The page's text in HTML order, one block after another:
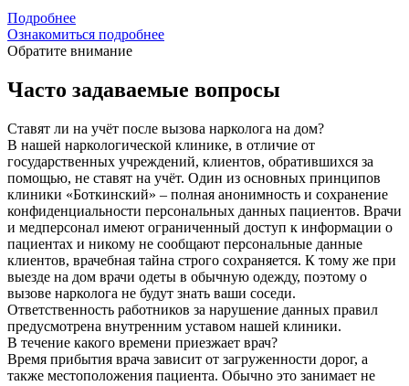
Подробнее
Ознакомиться подробнее
Обратите внимание
Часто задаваемые вопросы
Ставят ли на учёт после вызова нарколога на дом?
В нашей наркологической клинике, в отличие от
государственных учреждений, клиентов, обратившихся за
помощью, не ставят на учёт. Один из основных принципов
клиники «Боткинский» – полная анонимность и сохранение
конфиденциальности персональных данных пациентов. Врачи
и медперсонал имеют ограниченный доступ к информации о
пациентах и никому не сообщают персональные данные
клиентов, врачебная тайна строго сохраняется. К тому же при
выезде на дом врачи одеты в обычную одежду, поэтому о
вызове нарколога не будут знать ваши соседи.
Ответственность работников за нарушение данных правил
предусмотрена внутренним уставом нашей клиники.
В течение какого времени приезжает врач?
Время прибытия врача зависит от загруженности дорог, а
также местоположения пациента. Обычно это занимает не